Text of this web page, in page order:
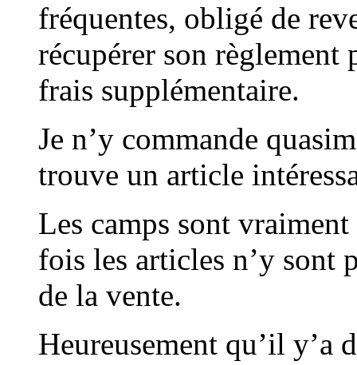
fréquentes, obligé de
récupérer son règlement
frais supplémentaire.
Je n’y commande
trouve un article
Les camps sont
fois les articles n’y sont
de la vente.
Heureusement qu’il y’a